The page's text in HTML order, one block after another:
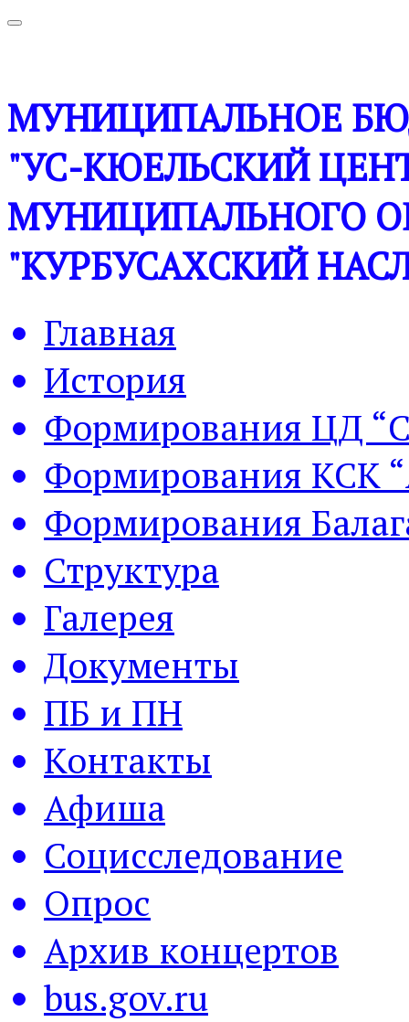
МУНИЦИПАЛЬНОЕ
"УС-КЮЕЛЬСКИЙ
МУНИЦИПАЛЬНОГО
"КУРБУСАХСКИЙ
Главная
История
Формирования ЦД
Формирования КСК
Формирования
Структура
Галерея
Документы
ПБ и ПН
Контакты
Афиша
Социсследование
Опрос
Архив концертов
bus.gov.ru